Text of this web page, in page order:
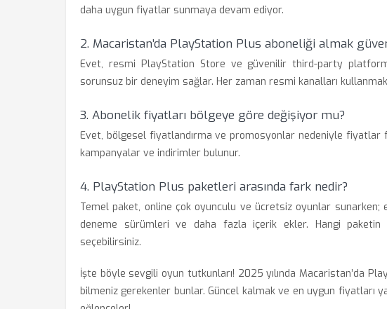
daha uygun fiyatlar sunmaya devam ediyor.
2. Macaristan’da PlayStation Plus aboneliği almak
Evet, resmi PlayStation Store ve güvenilir third-party
sorunsuz bir deneyim sağlar. Her zaman resmi kanalları kullanmak,
3. Abonelik fiyatları bölgeye göre değişiyor mu?
Evet, bölgesel fiyatlandırma ve promosyonlar nedeniyle fiyatlar
kampanyalar ve indirimler bulunur.
4. PlayStation Plus paketleri arasında fark nedir?
Temel paket, online çok oyunculu ve ücretsiz oyunlar
deneme sürümleri ve daha fazla içerik ekler. Hangi paketin
seçebilirsiniz.
İşte böyle sevgili oyun tutkunları! 2025 yılında Macaristan’da
bilmeniz gerekenler bunlar. Güncel kalmak ve en uygun fiyatları